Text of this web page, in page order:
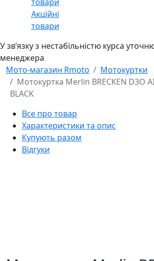
Акційні
товари
У звʼязку з нестабільністю курса
менеджера
Мото-магазин Rmoto
Мотокуртки
Мотокуртка Merlin BRECKEN D3O
BLACK
Все про товар
Характеристики та опис
Купують разом
Відгуки